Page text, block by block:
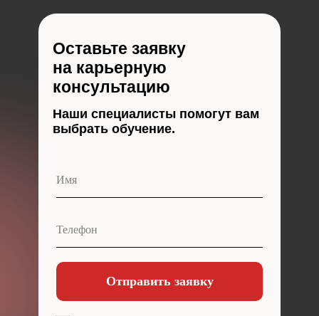
Отправить заявку
Оставьте заявку
на карьерную
консультацию
Наши специалисты помогут вам
выбрать обучение.